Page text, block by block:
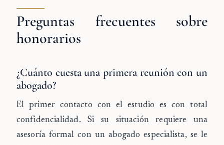
Preguntas frecuentes sobre
honorarios
¿Cuánto cuesta una primera reunión con un
abogado?
El primer contacto con el estudio es con total
confidencialidad. Si su situación requiere una
asesoría formal con un abogado especialista, se le